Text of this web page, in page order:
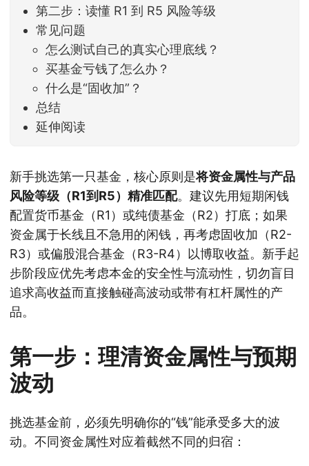
第二步：读懂 R1 到 R5 风险等级
常见问题
怎么测试自己的真实心理底线？
买基金亏钱了怎么办？
什么是“固收加”？
总结
延伸阅读
新手挑选第一只基金，核心原则是将资金属性与产品
风险等级（R1到R5）精准匹配。建议先用短期闲钱
配置货币基金（R1）或纯债基金（R2）打底；如果
资金属于长线且不急用的闲钱，再考虑固收加（R2-
R3）或偏股混合基金（R3-R4）以博取收益。新手起
步阶段应优先考虑本金的安全性与流动性，切勿盲目
追求高收益而直接触碰高波动或带有杠杆属性的产
品。
第一步：理清资金属性与预期
波动
挑选基金前，必须先明确你的“钱”能承受多大的波
动。不同资金属性对应着截然不同的归宿：